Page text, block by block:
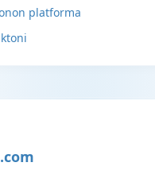
platforma
.com